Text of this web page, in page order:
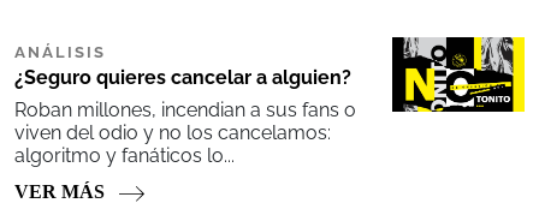
ANÁLISIS
¿Seguro quieres cancelar a alguien?
Roban millones, incendian a sus fans o
viven del odio y no los cancelamos:
algoritmo y fanáticos lo...
VER MÁS